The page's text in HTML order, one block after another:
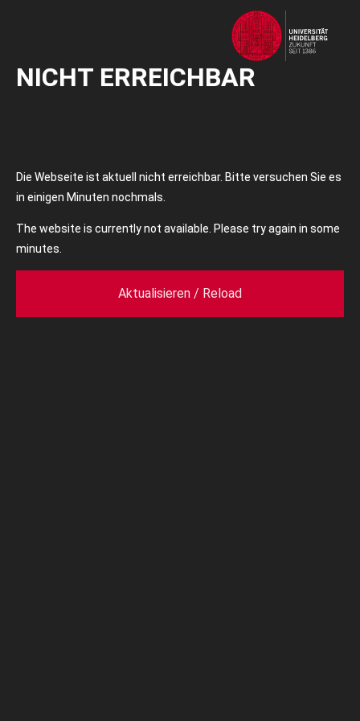
NICHT ERREICHBAR
Die Webseite ist aktuell nicht erreichbar. Bitte versuchen Sie es
in einigen Minuten nochmals.
The website is currently not available. Please try again in some
minutes.
Aktualisieren / Reload